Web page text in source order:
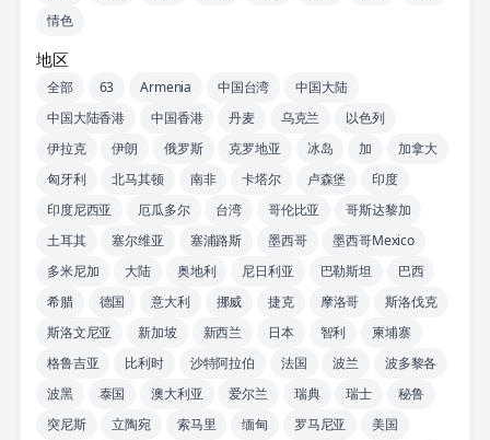
情色
地区
全部 63 Armenia 中国台湾
中国大陆
中国大陆香港
中国香港 丹麦 乌克兰
以色列
伊拉克
伊朗 俄罗斯 克罗地亚 冰岛 加
加拿大
匈牙利
北马其顿 南非 卡塔尔 卢森堡
印度
印度尼西亚
厄瓜多尔 台湾 哥伦比亚
哥斯达黎加
土耳其
塞尔维亚 塞浦路斯 墨西哥
墨西哥Mexico
多米尼加
大陆 奥地利 尼日利亚 巴勒斯坦
巴西
希腊
德国 意大利 挪威 捷克 摩洛哥
斯洛伐克
斯洛文尼亚
新加坡 新西兰 日本 智利
柬埔寨
格鲁吉亚
比利时 沙特阿拉伯 法国 波兰
波多黎各
波黑
泰国 澳大利亚 爱尔兰 瑞典 瑞士
秘鲁
突尼斯
立陶宛 索马里 缅甸 罗马尼亚
美国